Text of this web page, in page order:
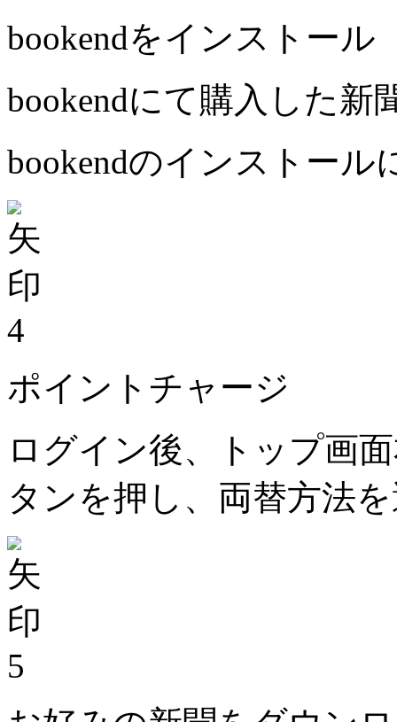
bookendをインストール
bookendにて購入した新
bookendのインストール
4
ポイントチャージ
ログイン後、トップ画
タンを押し、両替方法
5